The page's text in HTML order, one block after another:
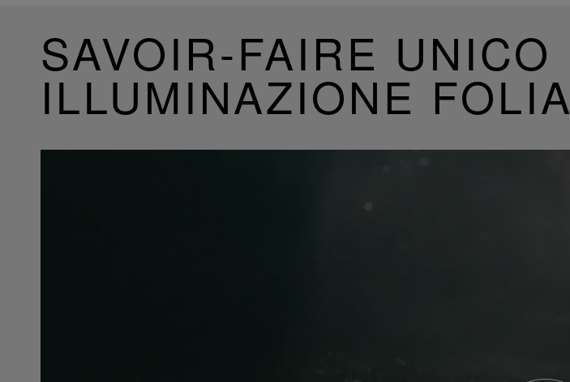
SAVOIR-FAIRE UNICO
ILLUMINAZIONE FOLIA